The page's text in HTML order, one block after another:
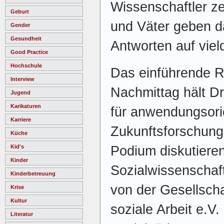
Geburt
Gender
Gesundheit
Good Practice
Hochschule
Interview
Jugend
Karikaturen
Karriere
Küche
Kid's
Kinder
Kinderbetreuung
Krise
Kultur
Literatur
Wissenschaftler
und Väter geben
Antworten auf
Das einführende
Nachmittag hält
für
Podium
von der
soziale Arbeit